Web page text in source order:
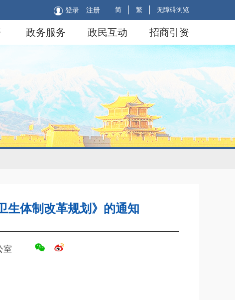
简 繁 无障碍浏览
登录 注册
政务服务 政民互动 招商引资
生体制改革规划》的通知
室